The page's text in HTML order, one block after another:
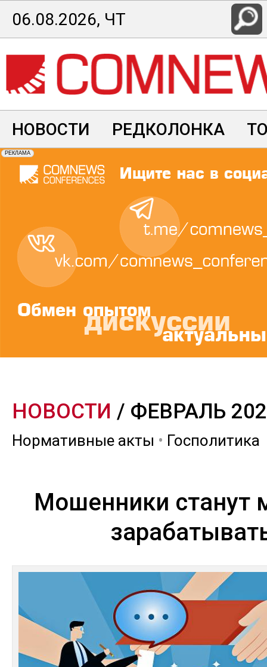
Перейти
к
основному
содержанию
06.08.2026, ЧТ
НОВОСТИ РЕДКОЛОНКА
НОВОСТИ / ФЕВРАЛЬ
Нормативные акты • Госполитика
Мошенники станут